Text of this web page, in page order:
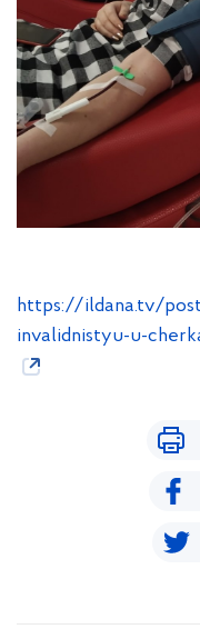
https://ildana.tv/
invalidnistyu-u-